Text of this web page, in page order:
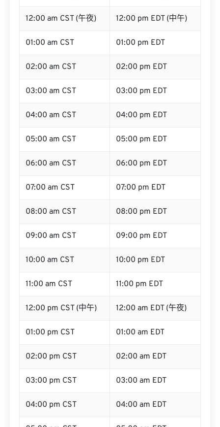
12:00 am CST (午夜) 12:00 pm EDT (中午)
01:00 am CST 01:00 pm EDT
02:00 am CST 02:00 pm EDT
03:00 am CST 03:00 pm EDT
04:00 am CST 04:00 pm EDT
05:00 am CST 05:00 pm EDT
06:00 am CST 06:00 pm EDT
07:00 am CST 07:00 pm EDT
08:00 am CST 08:00 pm EDT
09:00 am CST 09:00 pm EDT
10:00 am CST 10:00 pm EDT
11:00 am CST 11:00 pm EDT
12:00 pm CST (中午) 12:00 am EDT (午夜)
01:00 pm CST 01:00 am EDT
02:00 pm CST 02:00 am EDT
03:00 pm CST 03:00 am EDT
04:00 pm CST 04:00 am EDT